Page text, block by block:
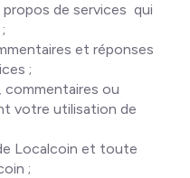
de services qui
et réponses
;
commentaires ou
votre utilisation de
Localcoin et toute
;